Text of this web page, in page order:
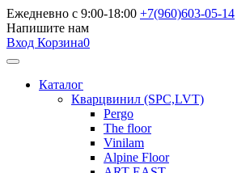
Ежедневно с 9:00-18:00 +7(960)603-05-14
Напишите нам
Вход Корзина0
Каталог
Кварцвинил (SPC,LVT)
Pergo
The floor
Vinilam
Alpine Floor